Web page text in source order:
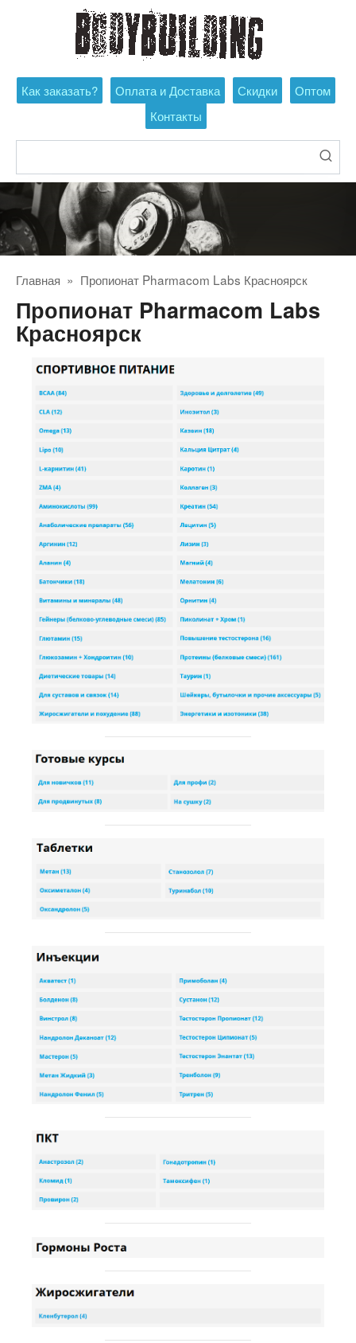
Как заказать? Оплата и Доставка Скидки
Оптом
Контакты
Главная » Пропионат Pharmacom Labs Красноярск
Пропионат Pharmacom Labs
Красноярск